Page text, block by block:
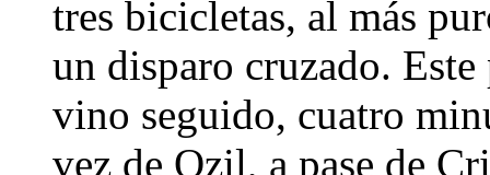
tres bicicletas, al más
un disparo cruzado.
vino seguido, cuatro
vez de Ozil, a pase de